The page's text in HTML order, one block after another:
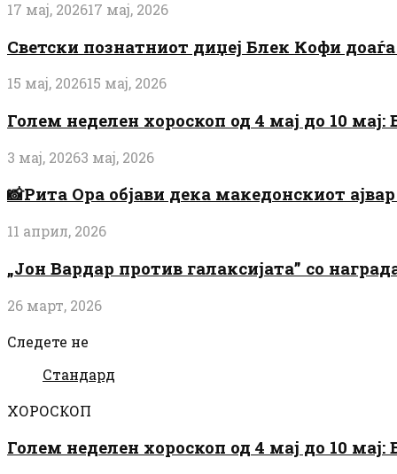
17 мај, 202617 мај, 2026
Светски познатниот диџеј Блек Кофи доаѓа
15 мај, 202615 мај, 2026
Голем неделен хороскоп од 4 мај до 10
3 мај, 20263 мај, 2026
📸Рита Ора објави дека македонскиот
11 април, 2026
„Јон Вардар против галаксијата” со
26 март, 2026
Следете не
Стандард
ХОРОСКОП
Голем неделен хороскоп од 4 мај до 10